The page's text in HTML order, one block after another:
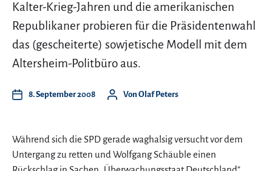
Kalter-Krieg-Jahren und die amerikanischen
Republikaner probieren für die Präsidentenwahl
das (gescheiterte) sowjetische Modell mit dem
Altersheim-Politbüro aus.
8. September 2008 Von Olaf Peters
Während sich die SPD gerade waghalsig versucht vor dem
Untergang zu retten und Wolfgang Schäuble einen